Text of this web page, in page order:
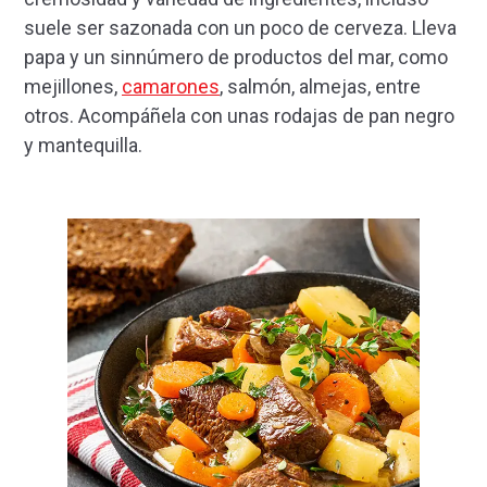
suele ser sazonada con un poco de cerveza. Lleva
papa y un sinnúmero de productos del mar, como
mejillones, camarones, salmón, almejas, entre
otros. Acompáñela con unas rodajas de pan negro
y mantequilla.